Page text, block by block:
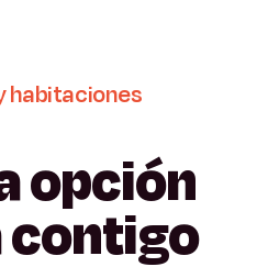
habitaciones
opción
contigo